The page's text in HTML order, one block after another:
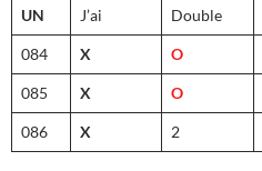
UN J’ai Double
084 X O
085 X O
086 X 2